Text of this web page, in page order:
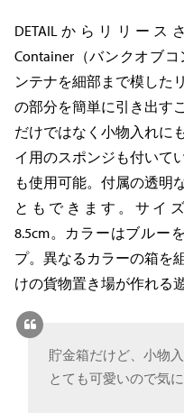
DETAILからリリース
Container（バンクオブ
ンテナを細部まで模した
の部分を簡単に引き出す
だけではなく小物入れに
イ用のスポンジも付いて
も使用可能。付属の透明
ともできます。サイズ
8.5cm。カラーはブルー
プ。異なるカラーの箱を
けの貨物置き場が作れる
貯金箱だけど、小物
とても可愛いので気に